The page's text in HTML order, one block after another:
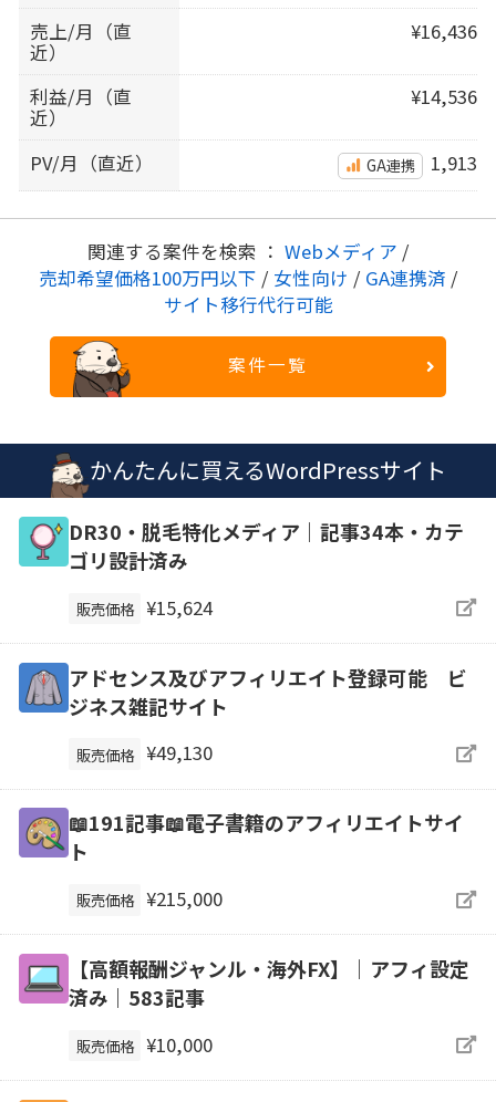
売上/月（直
近）
¥16,436
利益/月（直
近）
¥14,536
PV/月（直近） GA連携 1,913
関連する案件を検索 ： Webメディア /
売却希望価格100万円以下 / 女性向け / GA連携済 /
サイト移行代行可能
案件一覧
かんたんに買えるWordPressサイト
DR30・脱毛特化メディア｜記事34本・カテ
ゴリ設計済み
販売価格 ¥15,624
アドセンス及びアフィリエイト登録可能 ビ
ジネス雑記サイト
販売価格 ¥49,130
📖191記事📖電子書籍のアフィリエイトサイ
ト
販売価格 ¥215,000
【高額報酬ジャンル・海外FX】｜アフィ設定
済み｜583記事
販売価格 ¥10,000